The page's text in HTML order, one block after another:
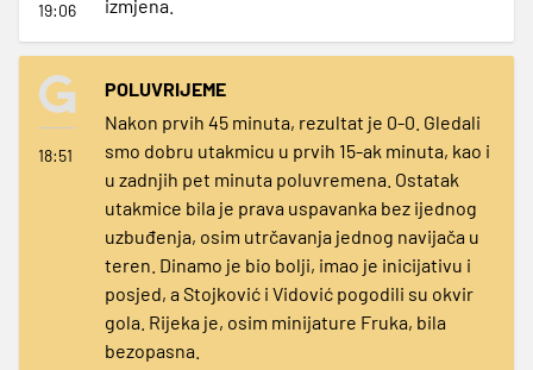
19:06
izmjena.
18:51
POLUVRIJEME
Nakon prvih 45 minuta, rezultat je 0-0. Gledali
smo dobru utakmicu u prvih 15-ak minuta, kao i
u zadnjih pet minuta poluvremena. Ostatak
utakmice bila je prava uspavanka bez ijednog
uzbuđenja, osim utrčavanja jednog navijača u
teren. Dinamo je bio bolji, imao je inicijativu i
posjed, a Stojković i Vidović pogodili su okvir
gola. Rijeka je, osim minijature Fruka, bila
bezopasna.